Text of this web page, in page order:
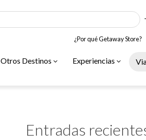
¿Por qué Getaway Store?
Otros Destinos Experiencias
Entradas